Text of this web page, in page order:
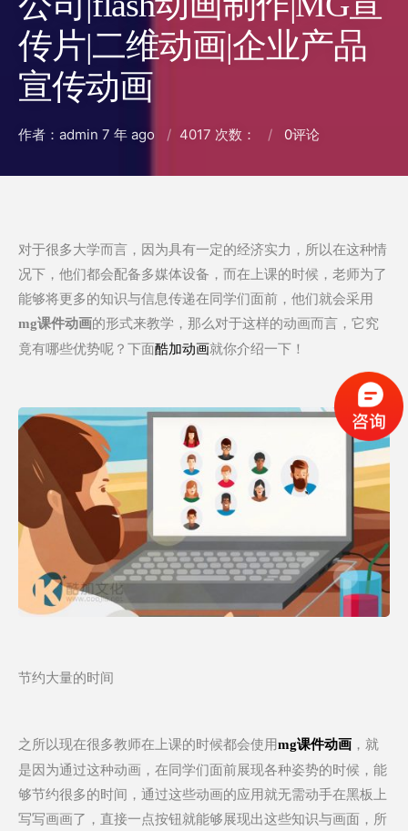
传片|二维动画|企业产品
宣传动画
作者：admin 7 年 ago 4017 次数： 0评论
对于很多大学而言，因为具有一定的经济实力，所以在这种情
况下，他们都会配备多媒体设备，而在上课的时候，老师为了
能够将更多的知识与信息传递在同学们面前，他们就会采用
mg课件动画的形式来教学，那么对于这样的动画而言，它究
竟有哪些优势呢？下面酷加动画就你介绍一下！
节约大量的时间
之所以现在很多教师在上课的时候都会使用mg课件动画 ，就
是因为通过这种动画，在同学们面前展现各种姿势的时候，能
够节约很多的时间，通过这些动画的应用就无需动手在黑板上
写写画画了，直接一点按钮就能够展现出这些知识与画面，所